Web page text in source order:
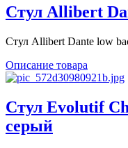
Стул Allibert
Стул Allibert Dante low
Описание товара
Стул Evolutif
серый